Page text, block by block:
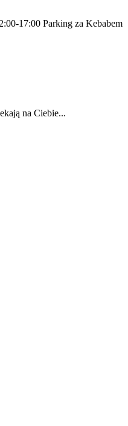
17:00 Parking za Kebabem
na Ciebie...